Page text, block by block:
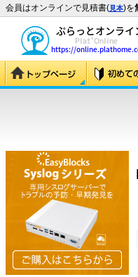
会員はオンラインで見積書(見本)を